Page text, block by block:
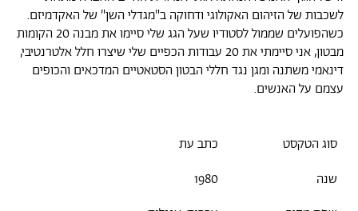
סוג הטקסט
כתב עת
שנה
1980
לשכבות של הזיהום האקולוגי ודחוקה ב"מגדלי השן" של האקדמיזם.
כשהפועלים שממול לסטודיו שעל הגג שלי סיימו את מבנה 20 הקומות
מבטון, אני סיימתי את 20 עבודות הכפיים שלי שיצרו חלל אלטרנטיבי,
דינאמי משתנה ומגן נגד חללי הבטון הסטאטיים המדכאים והכופים
עצמם על האנשים.